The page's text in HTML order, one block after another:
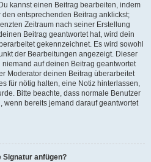
kannst einen Beitrag bearbeiten, indem
den entsprechenden Beitrag anklickst;
Zeitraum nach seiner Erstellung
Beitrag geantwortet hat, wird dein
gekennzeichnet. Es wird sowohl
der Bearbeitungen angezeigt. Dieser
auf deinen Beitrag geantwortet
Moderator deinen Beitrag überarbeitet
für nötig halten, eine Notiz hinterlassen,
Bitte beachte, dass normale Benutzer
wenn bereits jemand darauf geantwortet
Signatur anfügen?